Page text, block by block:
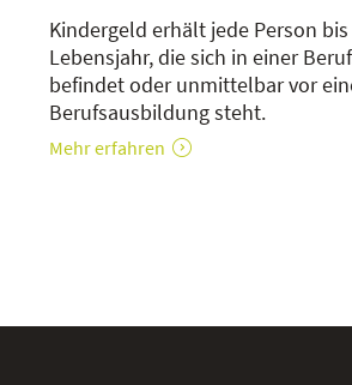
Kindergeld erhält jede Person
Lebensjahr, die sich in einer
befindet oder unmittelbar vor
Berufsausbildung steht.
Mehr erfahren